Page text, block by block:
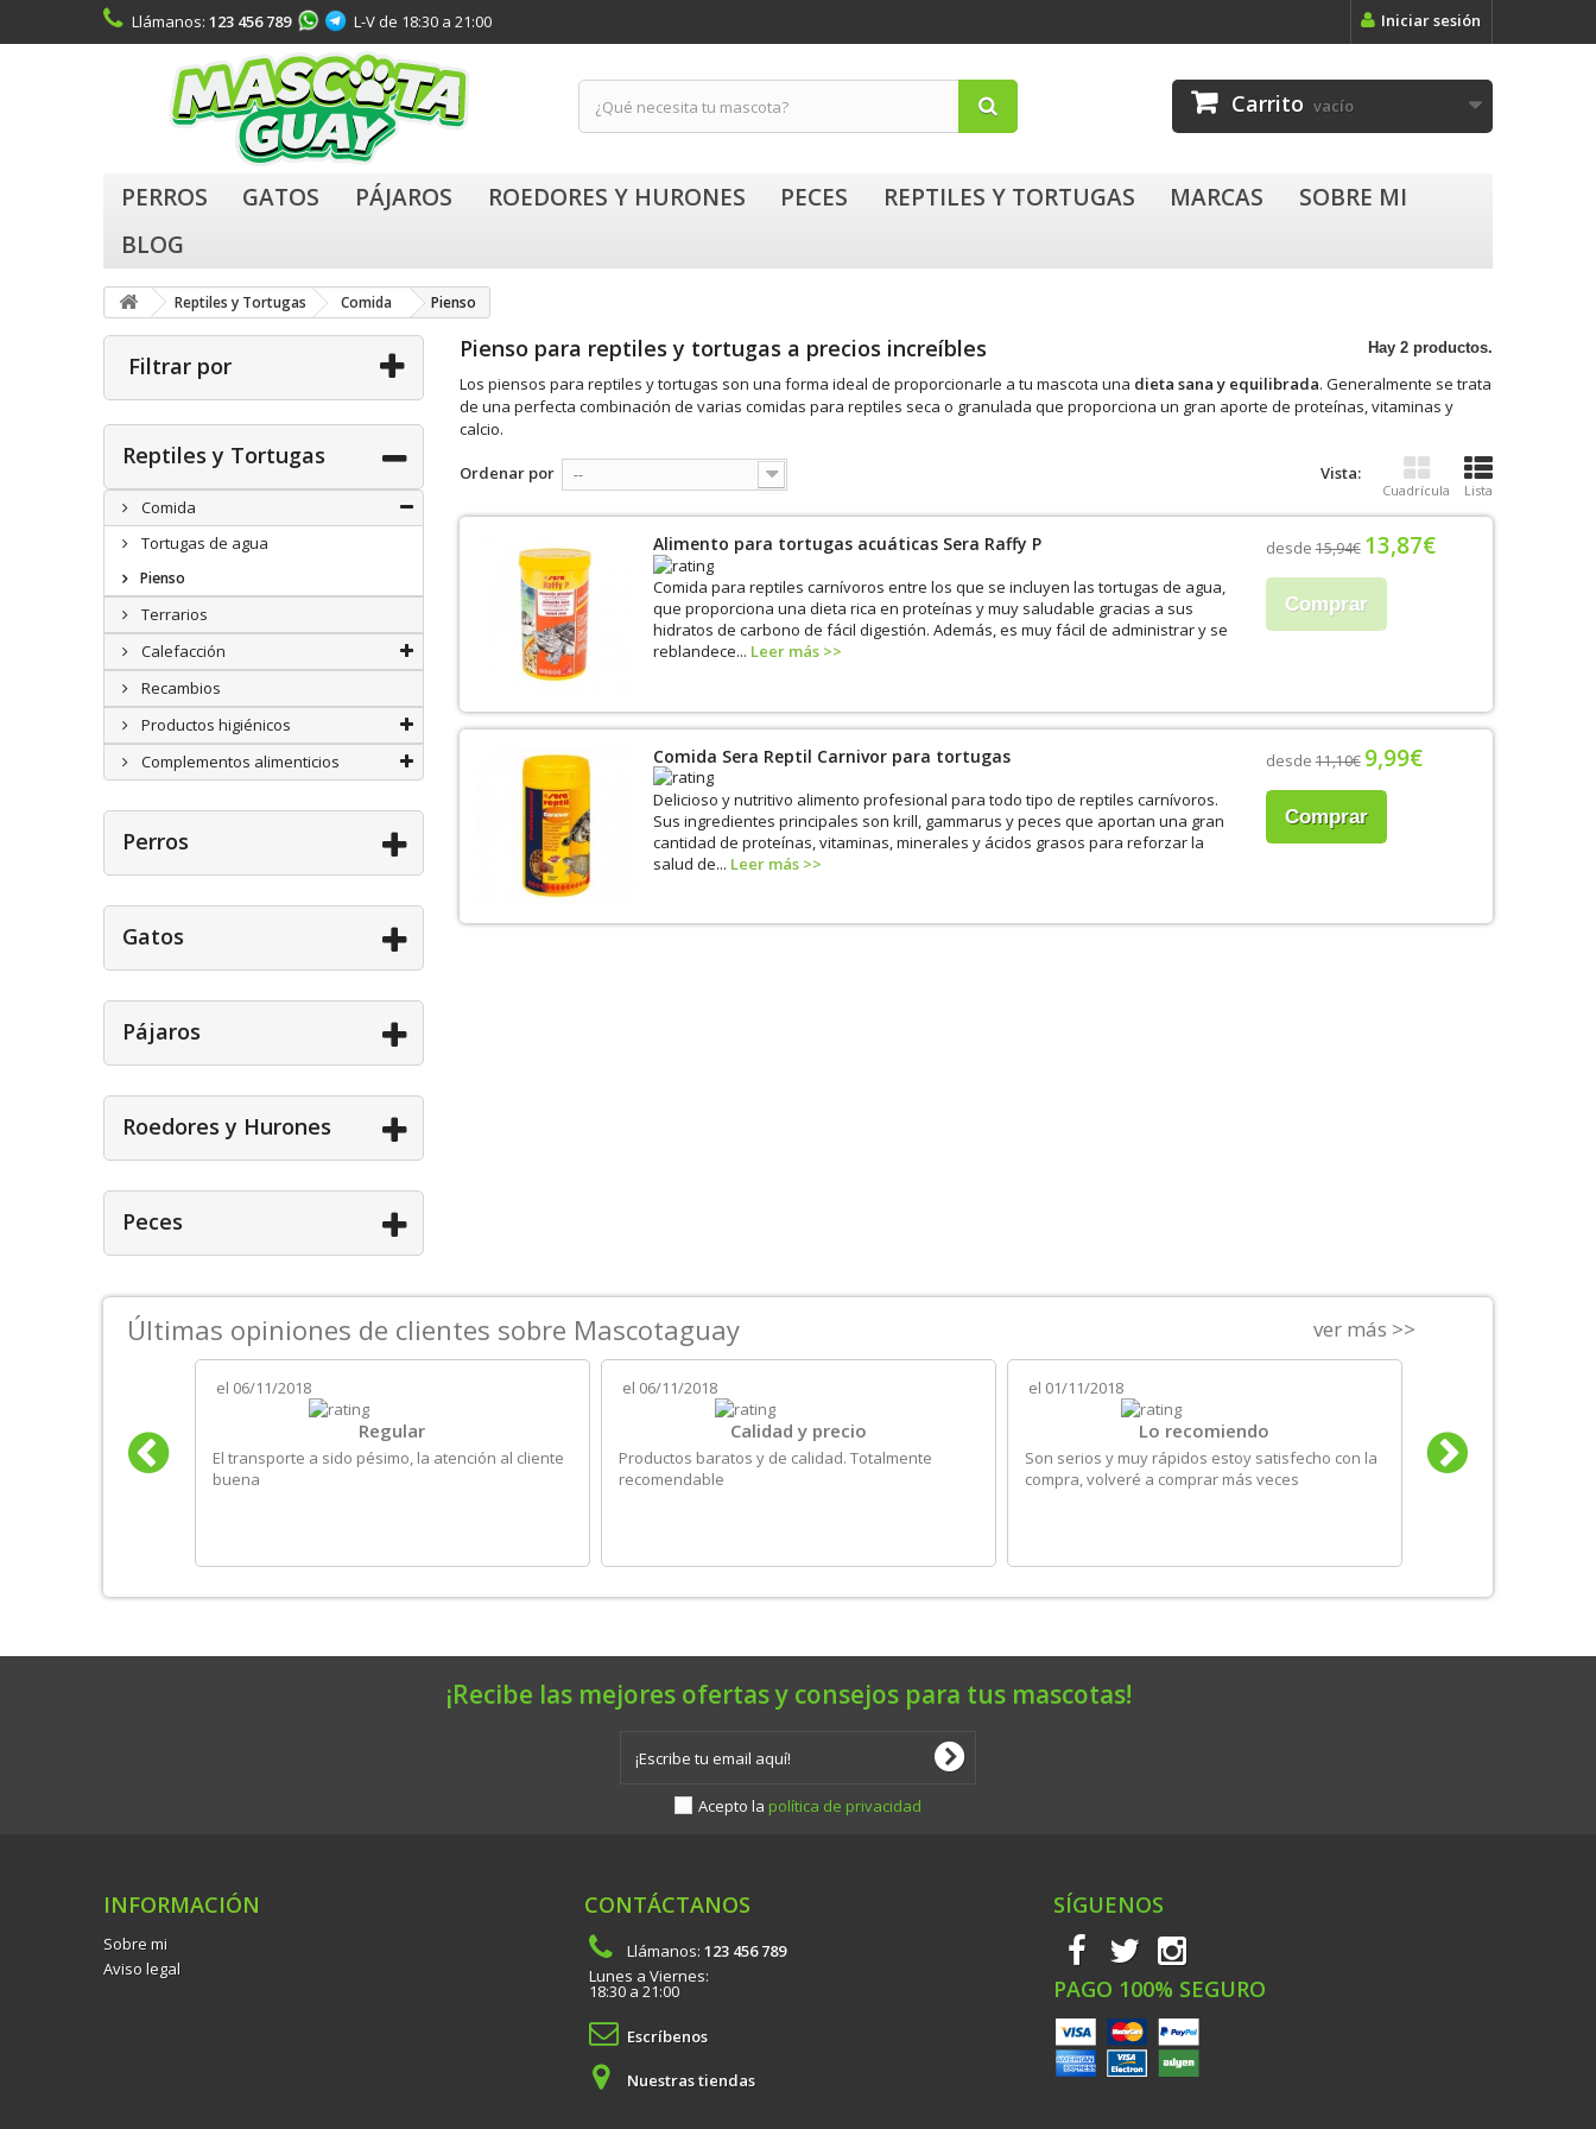
Iniciar sesión
Llámanos: 123 456 789 L-V de 18:30 a 21:00
Carrito vacío
PERROS GATOS PÁJAROS ROEDORES Y HURONES PECES REPTILES Y TORTUGAS MARCAS
SOBRE MI
BLOG
Reptiles y Tortugas Comida Pienso
Filtrar por
Reptiles y Tortugas
Comida
Tortugas de agua
Pienso
Terrarios
Calefacción
Recambios
Productos higiénicos
Complementos alimenticios
Perros
Gatos
Pájaros
Roedores y Hurones
Peces
Pienso para reptiles y tortugas a precios increíbles Hay 2 productos.
Los piensos para reptiles y tortugas son una forma ideal de proporcionarle a tu mascota una dieta sana y equilibrada. Generalmente se trata
de una perfecta combinación de varias comidas para reptiles seca o granulada que proporciona un gran aporte de proteínas, vitaminas y
calcio.
Vista:
Cuadrícula Lista
Ordenar por --
Alimento para tortugas acuáticas Sera Raffy P
Comida para reptiles carnívoros entre los que se incluyen las tortugas de agua,
que proporciona una dieta rica en proteínas y muy saludable gracias a sus
hidratos de carbono de fácil digestión. Además, es muy fácil de administrar y se
reblandece... Leer más >>
desde 15,94€ 13,87€
Comprar
Comida Sera Reptil Carnivor para tortugas
Delicioso y nutritivo alimento profesional para todo tipo de reptiles carnívoros.
Sus ingredientes principales son krill, gammarus y peces que aportan una gran
cantidad de proteínas, vitaminas, minerales y ácidos grasos para reforzar la
salud de... Leer más >>
desde 11,10€ 9,99€
Comprar
Últimas opiniones de clientes sobre Mascotaguay ver más >>
de productos
el 06/11/2018
Regular
El transporte a sido pésimo, la atención al cliente
buena
el 06/11/2018
Calidad y precio
Productos baratos y de calidad. Totalmente
recomendable
el 01/11/2018
Lo recomiendo
Son serios y muy rápidos estoy satisfecho con la
compra, volveré a comprar más veces
Es la segunda vez
sido correcto: los
¡Recibe las mejores ofertas y consejos para tus mascotas!
Acepto la política de privacidad
INFORMACIÓN
Sobre mi
Aviso legal
CONTÁCTANOS
Llámanos: 123 456 789
Lunes a Viernes:
18:30 a 21:00
Escríbenos
Nuestras tiendas
SÍGUENOS
PAGO 100% SEGURO